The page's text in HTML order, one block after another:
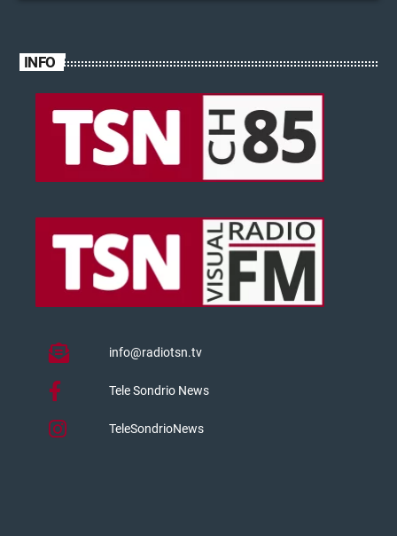
INFO
info@radiotsn.tv
Tele Sondrio News
TeleSondrioNews